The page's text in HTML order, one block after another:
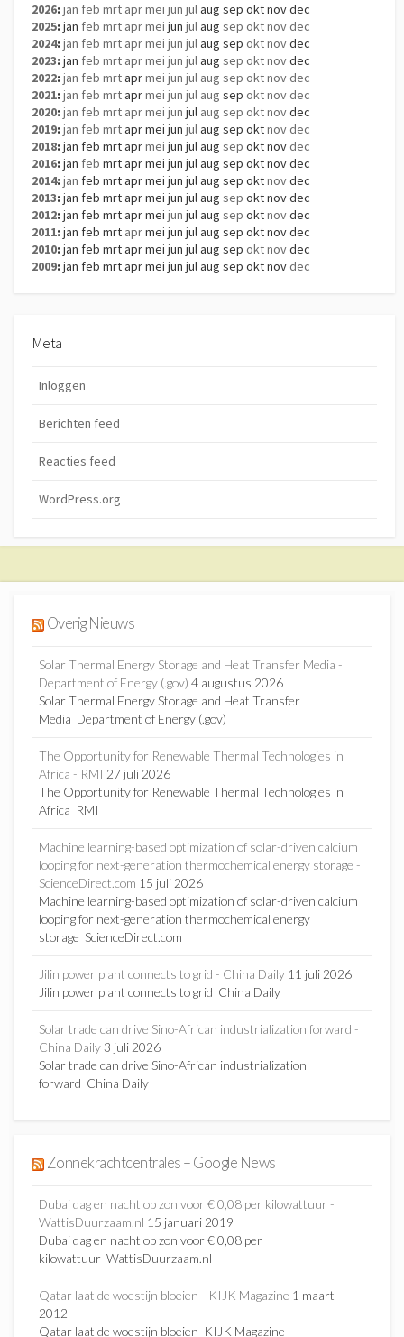
2026: jan feb mrt aprmei jun julaug sep oktnovdec
2025: jan feb mrt aprmei jun julaug sep oktnov dec
2024: jan feb mrt aprmei jun julaug sep oktnovdec
2023: jan feb mrt aprmei jun julaug sep oktnovdec
2022: jan feb mrtaprmei jun jul aug sep oktnov dec
2021: jan feb mrtaprmei jun jul aug sep oktnov dec
2020: jan feb mrt aprmei jun jul aug sep oktnovdec
2019: jan feb mrtaprmei jun julaug sep oktnov dec
2018: jan feb mrtaprmei jun julaug sep oktnov dec
2016: jan feb mrtaprmei jun julaug sep oktnovdec
2014: jan feb mrtaprmei jun julaug sep oktnovdec
2013: jan feb mrtaprmei jun julaug sep oktnovdec
2012: jan feb mrtaprmei jun julaug sep oktnovdec
2011: jan feb mrt aprmei jun julaug sep oktnovdec
2010: jan feb mrtaprmei jun julaug sep oktnovdec
2009: jan feb mrtaprmei jun julaug sep oktnov dec
Meta
Inloggen
Berichten feed
Reacties feed
WordPress.org
Overig Nieuws
Solar Thermal Energy Storage and Heat Transfer Media -
Department of Energy (.gov) 4 augustus 2026
Solar Thermal Energy Storage and Heat Transfer
Media Department of Energy (.gov)
The Opportunity for Renewable Thermal Technologies in
Africa - RMI 27 juli 2026
The Opportunity for Renewable Thermal Technologies in
Africa RMI
Machine learning-based optimization of solar-driven calcium
looping for next-generation thermochemical energy storage -
ScienceDirect.com 15 juli 2026
Machine learning-based optimization of solar-driven calcium
looping for next-generation thermochemical energy
storage ScienceDirect.com
Jilin power plant connects to grid - China Daily 11 juli 2026
Jilin power plant connects to grid China Daily
Solar trade can drive Sino-African industrialization forward -
China Daily3 juli 2026
Solar trade can drive Sino-African industrialization
forward China Daily
Zonnekrachtcentrales – Google News
Dubai dag en nacht op zon voor € 0,08 per kilowattuur -
WattisDuurzaam.nl 15 januari 2019
Dubai dag en nacht op zon voor € 0,08 per
kilowattuur WattisDuurzaam.nl
Qatar laat de woestijn bloeien - KIJK Magazine 1 maart
2012
Qatar laat de woestijn bloeien KIJK Magazine